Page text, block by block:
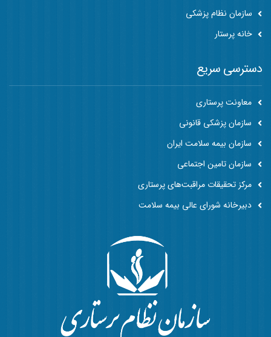
سازمان نظام پزشکی
خانه پرستار
دسترسی سریع
معاونت پرستاری
سازمان پزشکی قانونی
سازمان بیمه سلامت ایران
سازمان تامین اجتماعی
مرکز تحقیقات مراقبت‌های پرستاری
دبیرخانه شورای عالی بیمه سلامت